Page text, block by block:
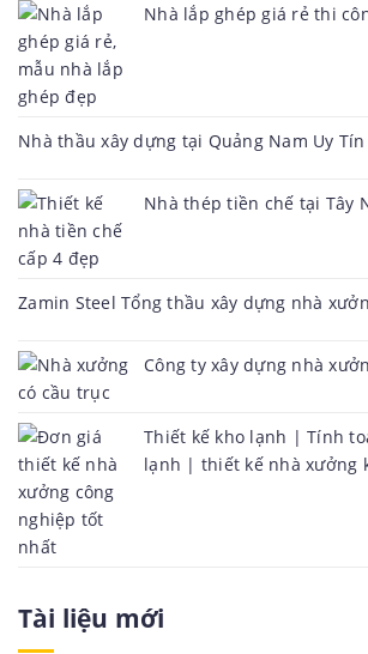
Nhà lắp ghép giá rẻ thi
Nhà thầu xây dựng tại Quảng Nam Uy Tín
Nhà thép tiền chế tại Tây
Zamin Steel Tổng thầu xây dựng nhà
Công ty xây dựng nhà
Thiết kế kho lạnh | Tính
lạnh | thiết kế nhà xưởng
Tài liệu mới